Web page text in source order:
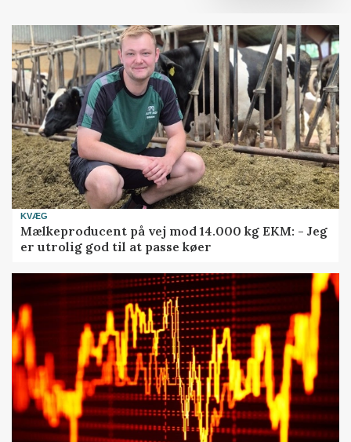
KVÆG
Mælkeproducent på vej mod 14.000 kg EKM: - Jeg
er utrolig god til at passe køer